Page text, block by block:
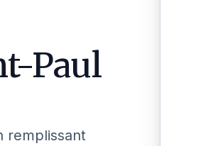
Paul
remplissant